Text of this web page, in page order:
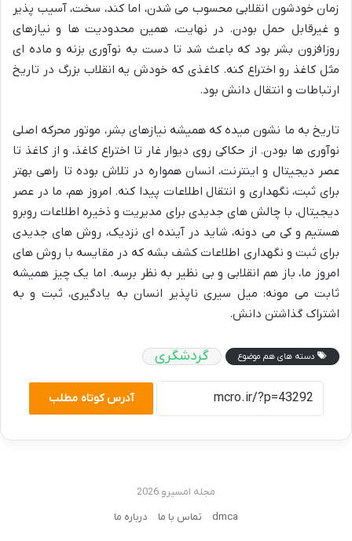
زمان خودشون انقلابی محسوب می شدن، اما کند، سخت، آسیب پذیر
و غیرقابل حمل بودن. در نهایت، همین محدودیت ها و نیازهای
روزافزون بشر بود که باعث شد تا دست به نوآوری بزنه و ماده ای
مثل کاغذ رو اختراع کنه. کاغذی که خودش یه انقلاب بزرگ در تاریخ
ارتباطات و انتقال دانش بود.
تاریخ به ما نشون میده که همیشه نیازهای بشر، موتور محرکه اصلی
نوآوری ها بودن. از حکاکی روی دیوار غار تا اختراع کاغذ، و از کاغذ تا
عصر دیجیتال و اینترنت، انسان همواره در تلاش بوده تا راهی بهتر
برای ثبت، نگهداری و انتقال اطلاعات پیدا کنه. امروز هم، ما در عصر
دیجیتال، با چالش های جدیدی برای مدیریت و ذخیره اطلاعات روبرو
هستیم و کی می دونه، شاید در آینده ای نزدیک، روش های جدیدی
برای ثبت و نگهداری اطلاعات کشف بشه که در مقایسه با روش های
امروز ما، باز هم انقلابی و بی نظیر به نظر برسه. اما یک چیز همیشه
ثابت می مونه: میل سیری ناپذیر انسان به یادگیری، ثبت و به
اشتراک گذاشتن دانش.
دسته های هم موضوع گردشگری
آدرس کوتاه مطلب
مجله امسیرو 2026
dmca
تماس با ما درباره ما